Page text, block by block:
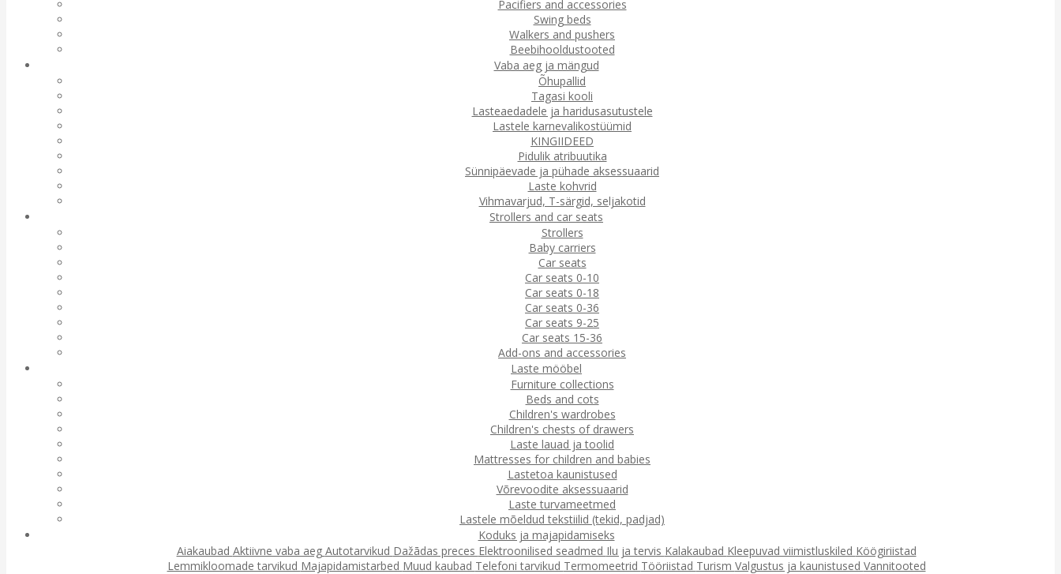
Pacifiers and accessories
Swing beds
Walkers and pushers
Beebihooldustooted
Vaba aeg ja mängud
Õhupallid
Tagasi kooli
Lasteaedadele ja haridusasutustele
Lastele karnevalikostüümid
KINGIIDEED
Pidulik atribuutika
Sünnipäevade ja pühade aksessuaarid
Laste kohvrid
Vihmavarjud, T-särgid, seljakotid
Strollers and car seats
Strollers
Baby carriers
Car seats
Car seats 0-10
Car seats 0-18
Car seats 0-36
Car seats 9-25
Car seats 15-36
Add-ons and accessories
Laste mööbel
Furniture collections
Beds and cots
Children's wardrobes
Children's chests of drawers
Laste lauad ja toolid
Mattresses for children and babies
Lastetoa kaunistused
Võrevoodite aksessuaarid
Laste turvameetmed
Lastele mõeldud tekstiilid (tekid, padjad)
Koduks ja majapidamiseks
Aiakaubad Aktiivne vaba aeg Autotarvikud Dažādas preces Elektroonilised seadmed Ilu ja tervis Kalakaubad Kleepuvad viimistluskiled Köögiriistad
Lemmikloomade tarvikud Majapidamistarbed Muud kaubad Telefoni tarvikud Termomeetrid Tööriistad Turism Valgustus ja kaunistused Vannitooted